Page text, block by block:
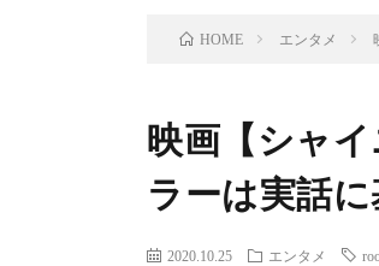
HOME エンタメ
映画【シャ
ラーは実話
2020.10.25 エンタメ